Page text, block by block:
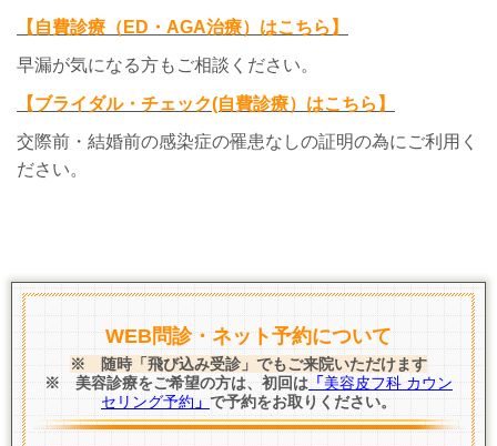
【自費診療（ED・AGA治療）はこちら】
早漏が気になる方もご相談ください。
【ブライダル・チェック(自費診療）はこちら】
交際前・結婚前の感染症の罹患なしの証明の為にご利用く
ださい。
WEB問診・ネット予約について
※ 随時「飛び込み受診」でもご来院いただけます
※ 美容診療をご希望の方は、初回は 「美容皮フ科 カウン
セリング予約 」 で予約をお取りください。